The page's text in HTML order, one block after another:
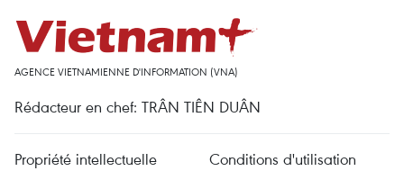
AGENCE VIETNAMIENNE D'INFORMATION (VNA)
Rédacteur en chef: TRÂN TIÊN DUÂN
Propriété intellectuelle
Conditions d'utilisation